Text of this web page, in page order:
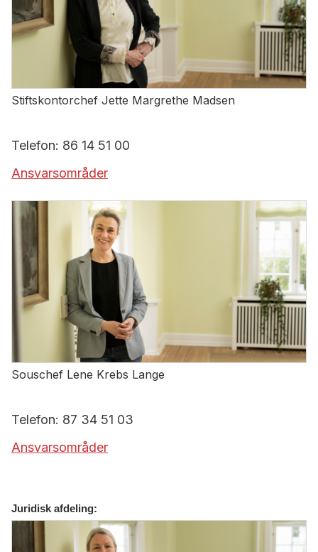
Stiftskontorchef Jette Margrethe Madsen
Telefon: 86 14 51 00
Ansvarsområder
Souschef Lene Krebs Lange
Telefon: 87 34 51 03
Ansvarsområder
Juridisk afdeling: